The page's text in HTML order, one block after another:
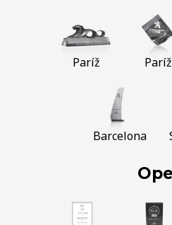
Paríž Paríž
Barcelona